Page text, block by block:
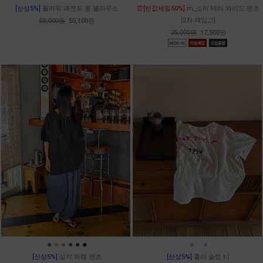
[신상5%] 플라워 페전트 롱 블라우스
58,000원 55,100원
⏰[반값세일50%] m_소이 테리 와이드 팬츠
[2차 재입고]
35,000원 17,500원
● ● ● ● ● ●
[신상5%] 실키 하렘 팬츠
● ●
[신상5%] 홀리 슬럽 티